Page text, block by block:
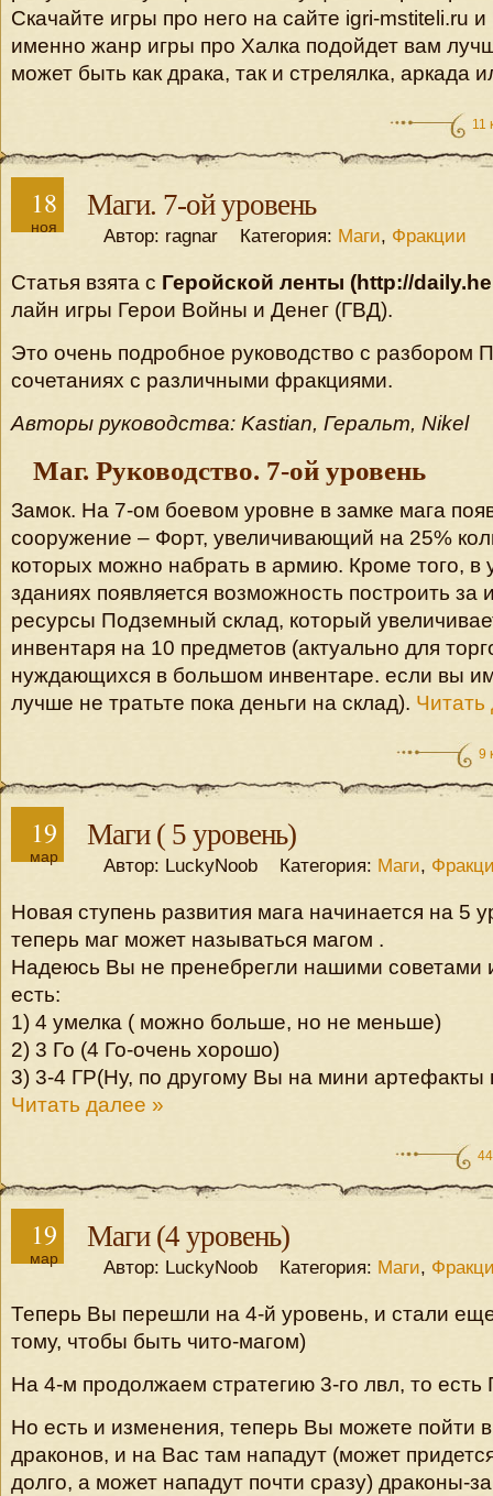
Скачайте игры про него на сайте igri-mstiteli.ru и
именно жанр игры про Халка подойдет вам
может быть как драка, так и стрелялка, аркада
11
18
ноя
Маги. 7-ой уровень
Автор: ragnar Категория: Маги, Фракции
Статья взята с Геройской ленты (http://
лайн игры Герои Войны и Денег (ГВД).
Это очень подробное руководство с разбором
сочетаниях с различными фракциями.
Авторы руководства: Kastian, Геральт, Nikel
Маг. Руководство. 7-ой уровень
Замок. На 7-ом боевом уровне в замке мага
сооружение – Форт, увеличивающий на 25%
которых можно набрать в армию. Кроме того, в
зданиях появляется возможность построить за
ресурсы Подземный склад, который
инвентаря на 10 предметов (актуально для
нуждающихся в большом инвентаре. если вы
лучше не тратьте пока деньги на склад). Читать
9
19
мар
Маги ( 5 уровень)
Автор: LuckyNoob Категория: Маги,
Новая ступень развития мага начинается на 5
теперь маг может называться магом .
Надеюсь Вы не пренебрегли нашими советами
есть:
1) 4 умелка ( можно больше, но не меньше)
2) 3 Го (4 Го-очень хорошо)
3) 3-4 ГР(Ну, по другому Вы на мини артефакты
Читать далее »
19
мар
Маги (4 уровень)
Автор: LuckyNoob Категория: Маги,
Теперь Вы перешли на 4-й уровень, и стали
тому, чтобы быть чито-магом)
На 4-м продолжаем стратегию 3-го лвл, то есть
Но есть и изменения, теперь Вы можете пойти
драконов, и на Вас там нападут (может
долго, а может нападут почти сразу) драконы-